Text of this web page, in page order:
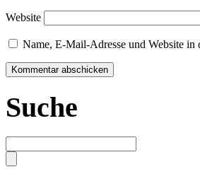
Website
Name, E-Mail-Adresse und Website in
Suche